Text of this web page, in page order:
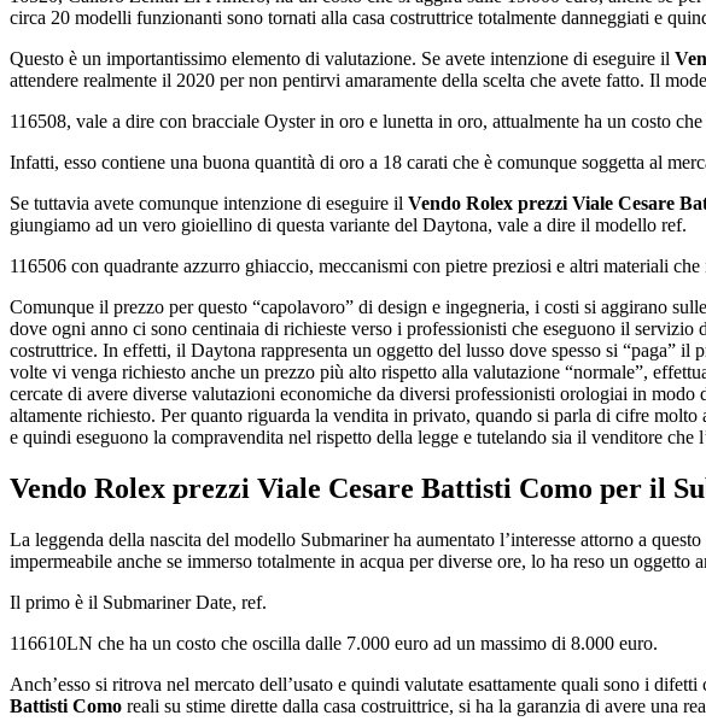
circa 20 modelli funzionanti sono tornati alla casa costruttrice totalmente danneggiati e
Questo è un importantissimo elemento di valutazione. Se avete intenzione di eseguire il
attendere realmente il 2020 per non pentirvi amaramente della scelta che avete fatto. Il
116508, vale a dire con bracciale Oyster in oro e lunetta in oro, attualmente ha un costo
Infatti, esso contiene una buona quantità di oro a 18 carati che è comunque soggetta al
Se tuttavia avete comunque intenzione di eseguire il Vendo Rolex prezzi Viale Cesare
giungiamo ad un vero gioiellino di questa variante del Daytona, vale a dire il modello ref.
116506 con quadrante azzurro ghiaccio, meccanismi con pietre preziosi e altri materiali
Comunque il prezzo per questo “capolavoro” di design e ingegneria, i costi si aggirano
dove ogni anno ci sono centinaia di richieste verso i professionisti che eseguono il servizio
costruttrice. In effetti, il Daytona rappresenta un oggetto del lusso dove spesso si “paga”
volte vi venga richiesto anche un prezzo più alto rispetto alla valutazione “normale”,
cercate di avere diverse valutazioni economiche da diversi professionisti orologiai in
altamente richiesto. Per quanto riguarda la vendita in privato, quando si parla di cifre
e quindi eseguono la compravendita nel rispetto della legge e tutelando sia il venditore che
Vendo Rolex prezzi Viale Cesare Battisti Como per il
La leggenda della nascita del modello Submariner ha aumentato l’interesse attorno a
impermeabile anche se immerso totalmente in acqua per diverse ore, lo ha reso un
Il primo è il Submariner Date, ref.
116610LN che ha un costo che oscilla dalle 7.000 euro ad un massimo di 8.000 euro.
Anch’esso si ritrova nel mercato dell’usato e quindi valutate esattamente quali sono i
Battisti Como reali su stime dirette dalla casa costruittrice, si ha la garanzia di avere una